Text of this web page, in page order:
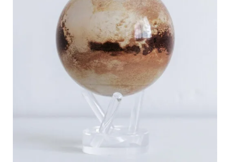
登入會員
建立新帳號